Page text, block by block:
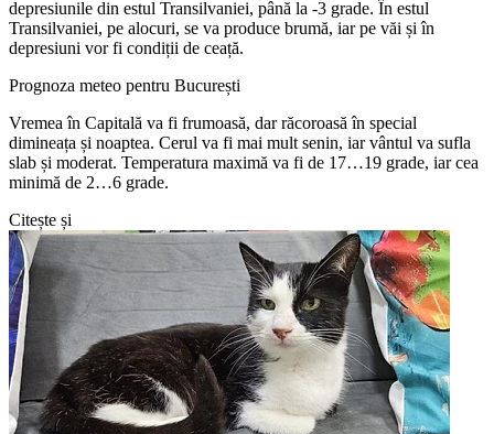
depresiunile din estul Transilvaniei, până la -3 grade. În estul
Transilvaniei, pe alocuri, se va produce brumă, iar pe văi și în
depresiuni vor fi condiții de ceață.
Prognoza meteo pentru București
Vremea în Capitală va fi frumoasă, dar răcoroasă în special
dimineața și noaptea. Cerul va fi mai mult senin, iar vântul va sufla
slab și moderat. Temperatura maximă va fi de 17…19 grade, iar cea
minimă de 2…6 grade.
Citește și